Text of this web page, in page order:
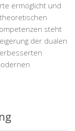
ermöglicht und
steht
der dualen